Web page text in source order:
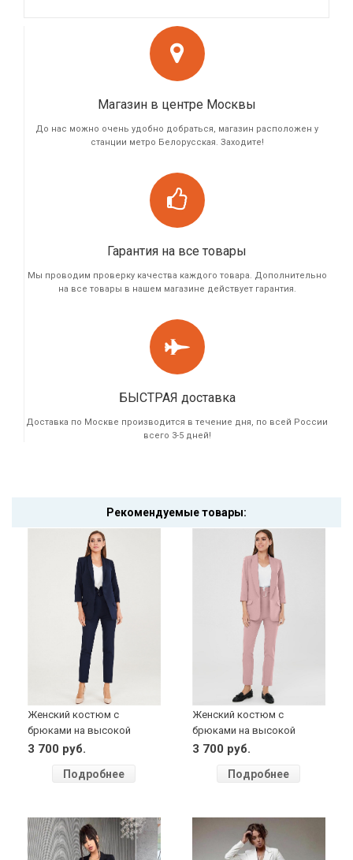
Магазин в центре Москвы
До нас можно очень удобно добраться, магазин расположен у
станции метро Белорусская. Заходите!
Гарантия на все товары
Мы проводим проверку качества каждого товара. Дополнительно
на все товары в нашем магазине действует гарантия.
БЫСТРАЯ доставка
Доставка по Москве производится в течение дня, по всей России
всего 3-5 дней!
Рекомендуемые товары:
Женский костюм с
брюками на высокой
талии (синий)
3 700 руб.
Подробнее
Женский костюм с
брюками на высокой
талии (пудра)
3 700 руб.
Подробнее